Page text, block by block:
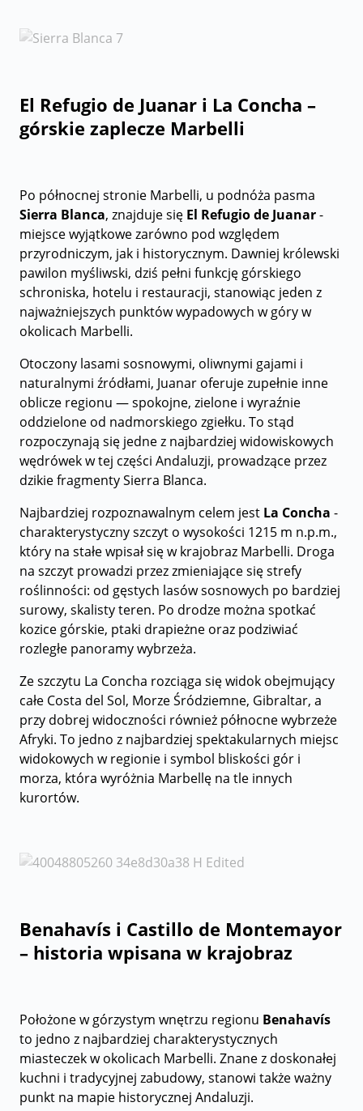
El Refugio de Juanar i La Concha –
górskie zaplecze Marbelli
Po północnej stronie Marbelli, u podnóża pasma
Sierra Blanca, znajduje się El Refugio de Juanar-
miejsce wyjątkowe zarówno pod względem
przyrodniczym, jak i historycznym. Dawniej królewski
pawilon myśliwski, dziś pełni funkcję górskiego
schroniska, hotelu i restauracji, stanowiąc jeden z
najważniejszych punktów wypadowych w góry w
okolicach Marbelli.
Otoczony lasami sosnowymi, oliwnymi gajami i
naturalnymi źródłami, Juanar oferuje zupełnie inne
oblicze regionu — spokojne, zielone i wyraźnie
oddzielone od nadmorskiego zgiełku. To stąd
rozpoczynają się jedne z najbardziej widowiskowych
wędrówek w tej części Andaluzji, prowadzące przez
dzikie fragmenty Sierra Blanca.
Najbardziej rozpoznawalnym celem jest La Concha -
charakterystyczny szczyt o wysokości 1215 m n.p.m.,
który na stałe wpisał się w krajobraz Marbelli. Droga
na szczyt prowadzi przez zmieniające się strefy
roślinności: od gęstych lasów sosnowych po bardziej
surowy, skalisty teren. Po drodze można spotkać
kozice górskie, ptaki drapieżne oraz podziwiać
rozległe panoramy wybrzeża.
Ze szczytu La Concha rozciąga się widok obejmujący
całe Costa del Sol, Morze Śródziemne, Gibraltar, a
przy dobrej widoczności również północne wybrzeże
Afryki. To jedno z najbardziej spektakularnych miejsc
widokowych w regionie i symbol bliskości gór i
morza, która wyróżnia Marbellę na tle innych
kurortów.
Benahavís i Castillo de Montemayor
– historia wpisana w krajobraz
Położone w górzystym wnętrzu regionu Benahavís
to jedno z najbardziej charakterystycznych
miasteczek w okolicach Marbelli. Znane z doskonałej
kuchni i tradycyjnej zabudowy, stanowi także ważny
punkt na mapie historycznej Andaluzji.